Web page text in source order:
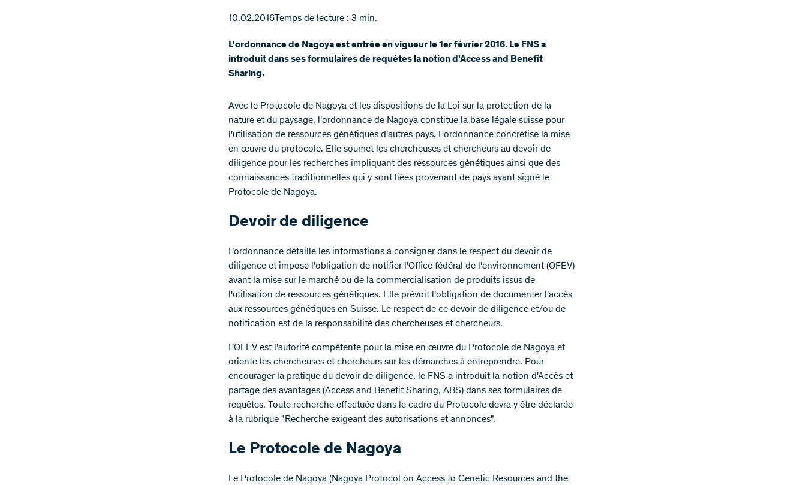
10.02.2016Temps de lecture : 3 min.
L'ordonnance de Nagoya est entrée en vigueur le 1er février 2016. Le FNS a
introduit dans ses formulaires de requêtes la notion d'Access and Benefit
Sharing.
​Avec le Protocole de Nagoya et les dispositions de la Loi sur la protection de la
nature et du paysage, l'ordonnance de Nagoya constitue la base légale suisse pour
l'utilisation de ressources génétiques d'autres pays. L'ordonnance concrétise la mise
en œuvre du protocole. Elle soumet les chercheuses et chercheurs au devoir de
diligence pour les recherches impliquant des ressources génétiques ainsi que des
connaissances traditionnelles qui y sont liées provenant de pays ayant signé le
Protocole de Nagoya.
Devoir de diligence
L'ordonnance détaille les informations à consigner dans le respect du devoir de
diligence et impose l'obligation de notifier l'Office fédéral de l'environnement (OFEV)
avant la mise sur le marché ou de la commercialisation de produits issus de
l'utilisation de ressources génétiques. Elle prévoit l'obligation de documenter l'accès
aux ressources génétiques en Suisse. Le respect de ce devoir de diligence et/ou de
notification est de la responsabilité des chercheuses et chercheurs.
L'OFEV est l'autorité compétente pour la mise en œuvre du Protocole de Nagoya et
oriente les chercheuses et chercheurs sur les démarches à entreprendre. Pour
encourager la pratique du devoir de diligence, le FNS a introduit la notion d'Accès et
partage des avantages (Access and Benefit Sharing, ABS) dans ses formulaires de
requêtes. Toute recherche effectuée dans le cadre du Protocole devra y être déclarée
à la rubrique "Recherche exigeant des autorisations et annonces".
Le Protocole de Nagoya
Le Protocole de Nagoya (Nagoya Protocol on Access to Genetic Resources and the